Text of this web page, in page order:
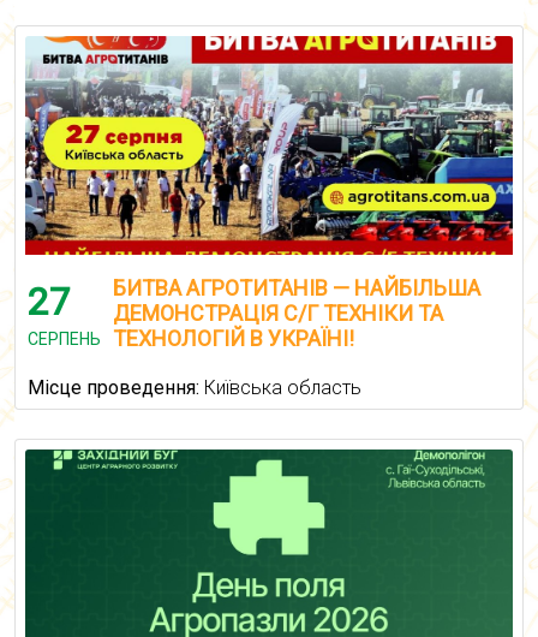
27
СЕРПЕНЬ
БИТВА АГРОТИТАНІВ — НАЙБІЛЬША
ДЕМОНСТРАЦІЯ С/Г ТЕХНІКИ ТА
ТЕХНОЛОГІЙ В УКРАЇНІ!
Місце проведення: Київська область